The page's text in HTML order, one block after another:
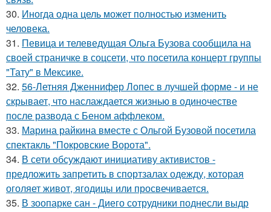
30. Иногда одна цель может полностью изменить
человека.
31. Певица и телеведущая Ольга Бузова сообщила на
своей страничке в соцсети, что посетила концерт группы
"Тату" в Мексике.
32. 56-Летняя Дженнифер Лопес в лучшей форме - и не
скрывает, что наслаждается жизнью в одиночестве
после развода с Беном аффлеком.
33. Марина райкина вместе с Ольгой Бузовой посетила
спектакль "Покровские Ворота".
34. В сети обсуждают инициативу активистов -
предложить запретить в спортзалах одежду, которая
оголяет живот, ягодицы или просвечивается.
35. В зоопарке сан - Диего сотрудники поднесли выдр